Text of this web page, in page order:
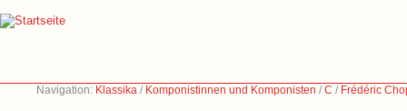
Navigation: Klassika / Komponistinnen und Komponisten /C / Frédéric